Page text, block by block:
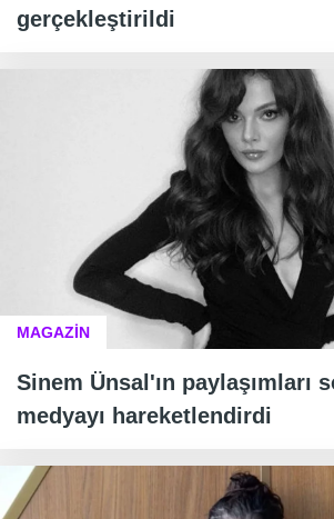
gerçekleştirildi
MAGAZİN
Sinem Ünsal'ın paylaşımları
medyayı hareketlendirdi